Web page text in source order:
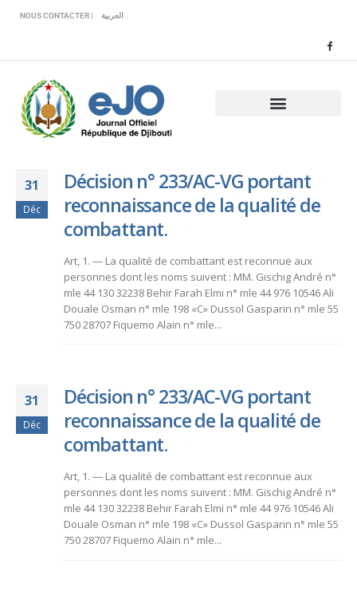
comprend
système
NOUS CONTACTER | العربية
31
Déc
Décision n° 233/AC-VG portant
reconnaissance de la qualité de
combattant.
Art, 1. — La qualité de combattant est reconnue aux
personnes dont les noms suivent : MM. Gischig André n°
mle 44 130 32238 Behir Farah Elmi n° mle 44 976 10546 Ali
Douale Osman n° mle 198 «C» Dussol Gasparin n° mle 55
750 28707 Fiquemo Alain n° mle...
31
Déc
Décision n° 233/AC-VG portant
reconnaissance de la qualité de
combattant.
Art, 1. — La qualité de combattant est reconnue aux
personnes dont les noms suivent : MM. Gischig André n°
mle 44 130 32238 Behir Farah Elmi n° mle 44 976 10546 Ali
Douale Osman n° mle 198 «C» Dussol Gasparin n° mle 55
750 28707 Fiquemo Alain n° mle...